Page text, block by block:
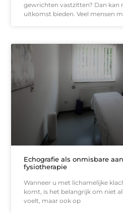
gewrichten vastzitten? Dan kan
uitkomst bieden. Veel mensen
Echografie als onmisbare
fysiotherapie
Wanneer u met lichamelijke
komt, is het belangrijk om niet
voelt, maar ook op